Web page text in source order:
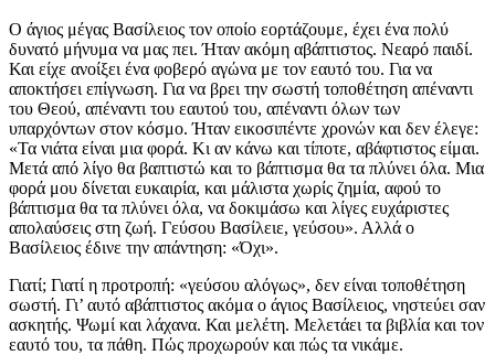
Ο άγιος μέγας Βασίλειος τον οποίο εορτάζουμε, έχει ένα πολύ
δυνατό μήνυμα να μας πει. Ήταν ακόμη αβάπτιστος. Νεαρό παιδί.
Και είχε ανοίξει ένα φοβερό αγώνα με τον εαυτό του. Για να
αποκτήσει επίγνωση. Για να βρει την σωστή τοποθέτηση απέναντι
του Θεού, απέναντι του εαυτού του, απέναντι όλων των
υπαρχόντων στον κόσμο. Ήταν εικοσιπέντε χρονών και δεν έλεγε:
«Τα νιάτα είναι μια φορά. Κι αν κάνω και τίποτε, αβάφτιστος είμαι.
Μετά από λίγο θα βαπτιστώ και το βάπτισμα θα τα πλύνει όλα. Μια
φορά μου δίνεται ευκαιρία, και μάλιστα χωρίς ζημία, αφού το
βάπτισμα θα τα πλύνει όλα, να δοκιμάσω και λίγες ευχάριστες
απολαύσεις στη ζωή. Γεύσου Βασίλειε, γεύσου». Αλλά ο
Βασίλειος έδινε την απάντηση: «Όχι».
Γιατί; Γιατί η προτροπή: «γεύσου αλόγως», δεν είναι τοποθέτηση
σωστή. Γι’ αυτό αβάπτιστος ακόμα ο άγιος Βασίλειος, νηστεύει σαν
ασκητής. Ψωμί και λάχανα. Και μελέτη. Μελετάει τα βιβλία και τον
εαυτό του, τα πάθη. Πώς προχωρούν και πώς τα νικάμε.